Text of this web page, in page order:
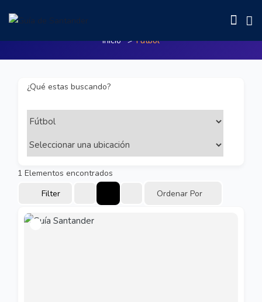
Inicio Fútbol
¿Qué estas buscando?
1 Elementos encontrados
Filter
Ordenar Por